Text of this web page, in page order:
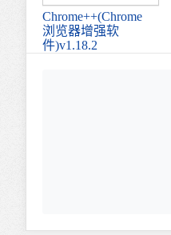
Chrome++(Chrome
浏览器增强软
件)v1.18.2